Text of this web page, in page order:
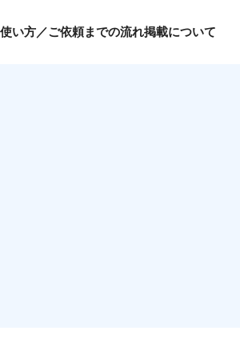
使い方／ご依頼までの流れ掲載について